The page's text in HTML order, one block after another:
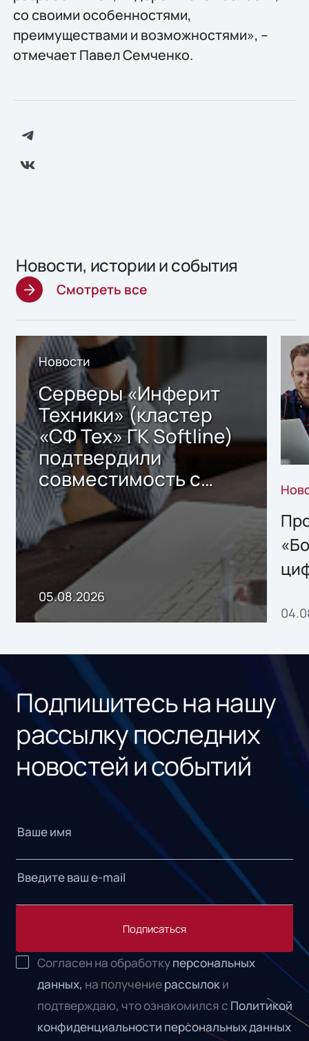
со своими особенностями,
преимуществами и возможностями», –
отмечает Павел Семченко.
Новости, истории и события
Смотреть все
Новости
Серверы «Инферит
Техники» (кластер
«СФ Тех» ГК Softline)
подтвердили
совместимость с
решением Sharx
Storage 2.x для
хранения данных
05.08.2026
Подпишитесь на нашу
рассылку последних
новостей и событий
Подписаться
Согласен на обработкуперсональных
данных, на получениерассылоки
подтверждаю, что ознакомился с Политикой
конфиденциальности персональных данных